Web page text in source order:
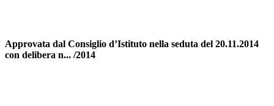
Approvata dal Consiglio d’Istituto nella seduta del 20.11.2014
con delibera n... /2014